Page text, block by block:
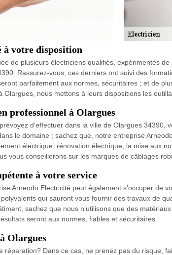
à votre disposition
de plusieurs électriciens qualifiés, expérimentés
Rassurez-vous, ces derniers ont suivi des
parfaitement aux normes, sécuritaires ; et de
nous mettons à leurs dispositions les
professionnel à Olargues
d’effectuer dans la ville de Olargues
le domaine ; sachez que, notre entreprise
électrique, rénovation électrique, la mise aux
vous conseillerons sur les marques de câblages
à votre service
Arneodo Electricité peut également s’occuper de
qui sauront vous fournir des travaux de
sachez que nous n’utilisons que des
seront aux normes, fiables et sécuritaires.
Olargues
réparation? Dans ce cas, ne prenez pas du risque,